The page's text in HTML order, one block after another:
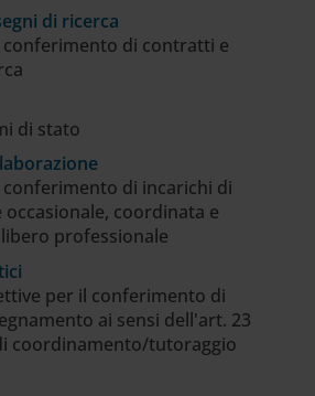
di ricerca
conferimento di contratti e
di stato
conferimento di incarichi di
coordinata e
professionale
per il conferimento di
ai sensi dell'art. 23
coordinamento/tutoraggio